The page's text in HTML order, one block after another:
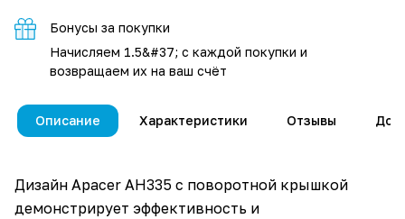
Бонусы за покупки
Начисляем 1.5&#37; с каждой покупки и
возвращаем их на ваш счёт
Описание Характеристики Отзывы
Дизайн Apacer AH335 с поворотной крышкой
демонстрирует эффективность и